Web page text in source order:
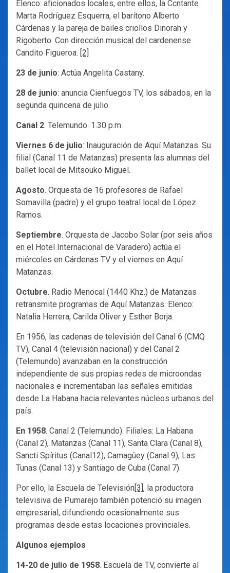
Elenco: aficionados locales, entre ellos, la Ccntante
Marta Rodríguez Esquerra, el barítono Alberto
Cárdenas y la pareja de bailes criollos Dinorah y
Rigoberto. Con dirección musical del cardenense
Candito Figueroa. [2]
23 de junio: Actúa Angelita Castany.
28 de junio: anuncia Cienfuegos TV, los sábados, en la
segunda quincena de julio.
Canal 2. Telemundo. 1.30 p.m.
Viernes 6 de julio: Inauguración de Aquí Matanzas. Su
filial (Canal 11 de Matanzas) presenta las alumnas del
ballet local de Mitsouko Miguel.
Agosto. Orquesta de 16 profesores de Rafael
Somavilla (padre) y el grupo teatral local de López
Ramos.
Septiembre. Orquesta de Jacobo Solar (por seis años
en el Hotel Internacional de Varadero) actúa el
miércoles en Cárdenas TV y el viernes en Aquí
Matanzas.
Octubre. Radio Menocal (1440 Khz.) de Matanzas
retransmite programas de Aquí Matanzas. Elenco:
Natalia Herrera, Carilda Oliver y Esther Borja.
En 1956, las cadenas de televisión del Canal 6 (CMQ
TV), Canal 4 (televisión nacional) y del Canal 2
(Telemundo) avanzaban en la construcción
independiente de sus propias redes de microondas
nacionales e incrementaban las señales emitidas
desde La Habana hacia relevantes núcleos urbanos del
país.
En 1958. Canal 2 (Telemundo). Filiales: La Habana
(Canal 2), Matanzas (Canal 11), Santa Clara (Canal 8),
Sancti Spíritus (Canal12), Camagüey (Canal 9), Las
Tunas (Canal 13) y Santiago de Cuba (Canal 7).
Por ello, la Escuela de Televisión [3] , la productora
televisiva de Pumarejo también potenció su imagen
empresarial, difundiendo ocasionalmente sus
programas desde estas locaciones provinciales.
Algunos ejemplos
14-20 de julio de 1958. Escuela de TV, convierte al